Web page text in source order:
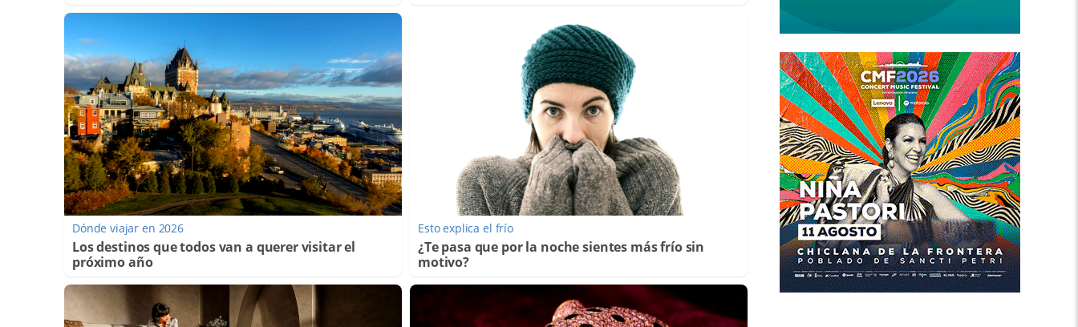
Dónde viajar en 2026
Los destinos que todos van a querer visitar el
próximo año
Esto explica el frío
¿Te pasa que por la noche sientes más frío sin
motivo?